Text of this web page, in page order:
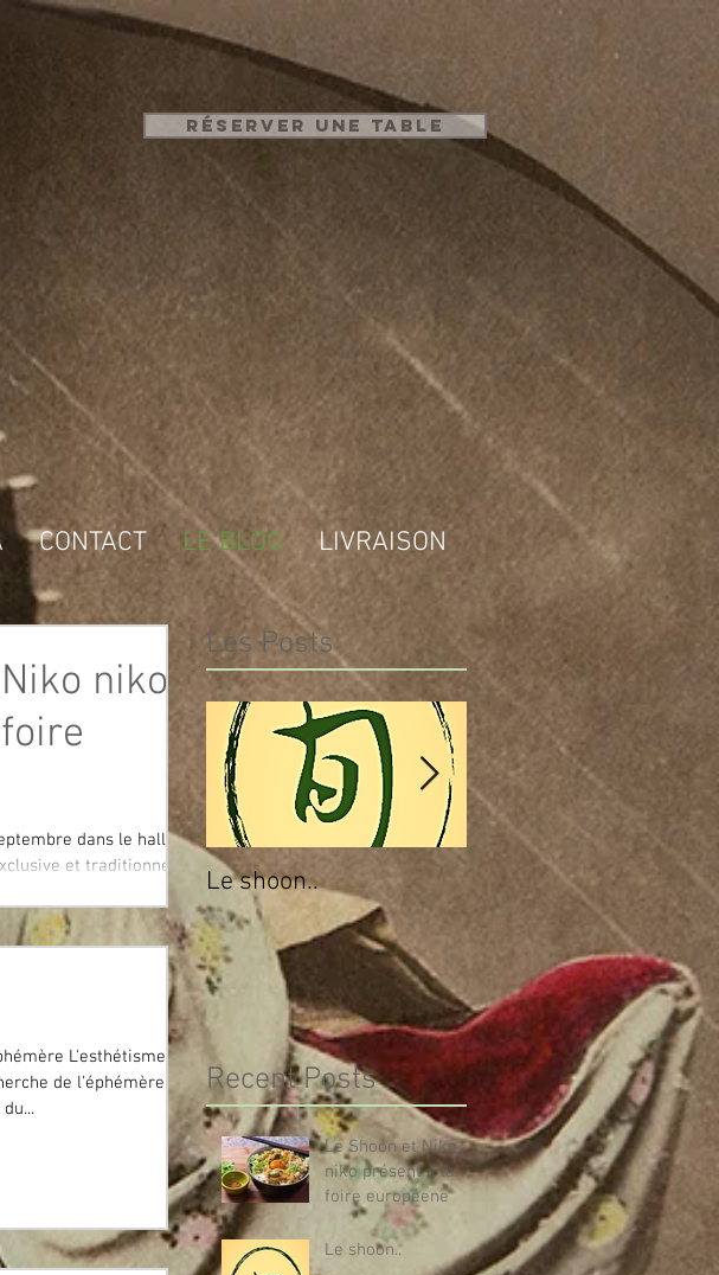
Réserver une table
à
CONTACT LE BLOG LIVRAISON
niko
dans le hall
et traditionnelle
L'esthétisme
de l'éphémère, ce
Les Posts
Le shoon..
Au commencement, il
a le gout...
Recent Posts
Le Shoon et Niko
niko présent à la
foire européene
Le shoon..